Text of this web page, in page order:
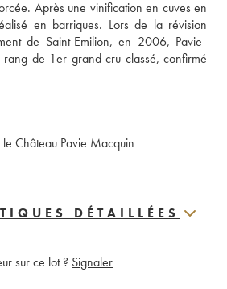
Après une vinification en cuves en
en barriques. Lors de la révision
de Saint-Emilion, en 2006, Pavie-
de 1er grand cru classé, confirmé
Château Pavie Macquin
DÉTAILLÉES
sur ce lot ? Signaler